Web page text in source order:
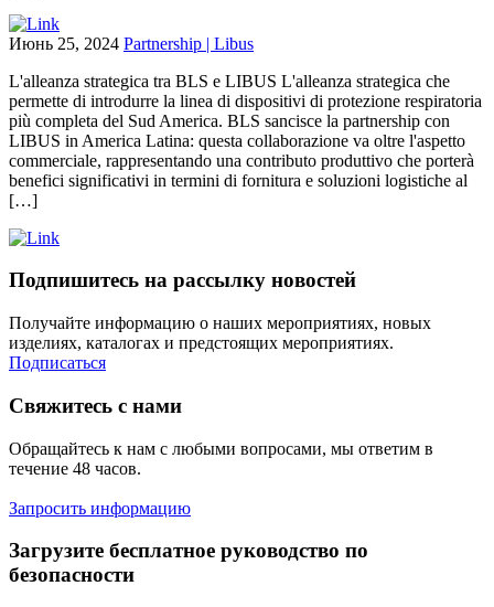
Июнь 25, 2024 Partnership | Libus
L'alleanza strategica tra BLS e LIBUS L'alleanza strategica che
permette di introdurre la linea di dispositivi di protezione respiratoria
più completa del Sud America. BLS sancisce la partnership con
LIBUS in America Latina: questa collaborazione va oltre l'aspetto
commerciale, rappresentando una contributo produttivo che porterà
benefici significativi in termini di fornitura e soluzioni logistiche al
[…]
Подпишитесь на рассылку новостей
Получайте информацию о наших мероприятиях, новых
изделиях, каталогах и предстоящих мероприятиях.
Подписаться
Свяжитесь с нами
Обращайтесь к нам с любыми вопросами, мы ответим в
течение 48 часов.
Запросить информацию
Загрузите бесплатное руководство по
безопасности